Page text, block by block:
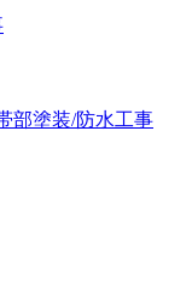
部塗装/防水工事